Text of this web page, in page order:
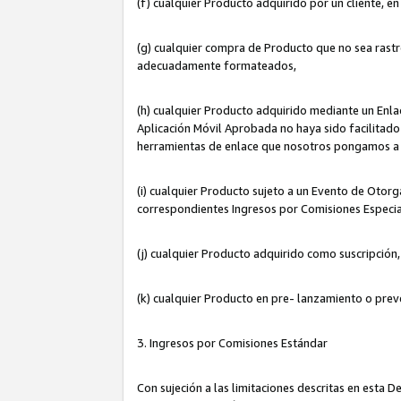
(g) cualquier compra de Producto que no sea
adecuadamente formateados,
(h) cualquier Producto adquirido mediante un
Aplicación Móvil Aprobada no haya sido
herramientas de enlace que nosotros pongamos
(i) cualquier Producto sujeto a un Evento de
correspondientes Ingresos por Comisiones
(j) cualquier Producto adquirido como
(k) cualquier Producto en pre- lanzamiento o
3. Ingresos por Comisiones Estándar
Con sujeción a las limitaciones descritas en esta